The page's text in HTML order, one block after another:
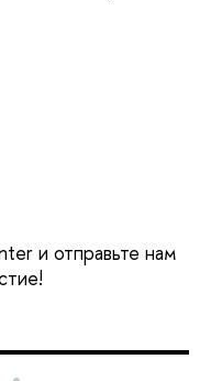
и отправьте нам